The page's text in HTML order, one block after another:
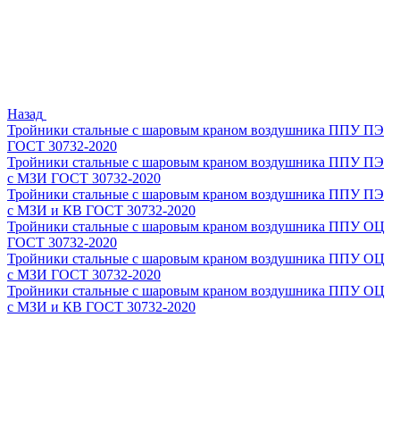
Назад
Тройники стальные с шаровым краном воздушника ППУ ПЭ
ГОСТ 30732-2020
Тройники стальные с шаровым краном воздушника ППУ ПЭ
с МЗИ ГОСТ 30732-2020
Тройники стальные с шаровым краном воздушника ППУ ПЭ
с МЗИ и КВ ГОСТ 30732-2020
Тройники стальные с шаровым краном воздушника ППУ ОЦ
ГОСТ 30732-2020
Тройники стальные с шаровым краном воздушника ППУ ОЦ
с МЗИ ГОСТ 30732-2020
Тройники стальные с шаровым краном воздушника ППУ ОЦ
с МЗИ и КВ ГОСТ 30732-2020